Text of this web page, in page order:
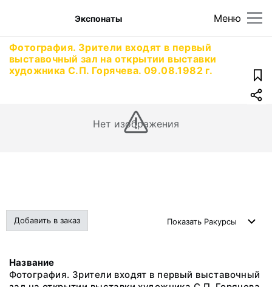
Меню
Экспонаты
Фотография. Зрители входят в первый
выставочный зал на открытии выставки
художника С.П. Горячева. 09.08.1982 г.
Нет изображения
Добавить в заказ Показать Ракурсы
Название
Фотография. Зрители входят в первый выставочный